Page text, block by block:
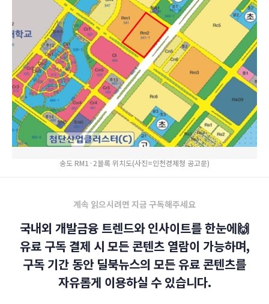
송도 RM1·2블록 위치도(사진=인천경제청 공고문)
계속 읽으시려면 지금 구독해주세요
국내외 개발금융 트렌드와 인사이트를 한눈에🙌
유료 구독 결제 시 모든 콘텐츠 열람이 가능하며,
구독 기간 동안 딜북뉴스의 모든 유료 콘텐츠를
자유롭게 이용하실 수 있습니다.